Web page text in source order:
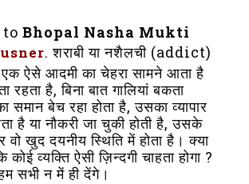
to Bhopal Nasha Mukti
. शराबी या नशैलची (addict)
ऐसे आदमी का चेहरा सामने आता है
है, बिना बात गालियां बकता
समान बेच रहा होता है, उसका व्यापार
है या नौकरी जा चुकी होती है, उसके
वो खुद दयनीय स्थिति में होता है। क्या
व्यक्ति ऐसी ज़िन्दगी चाहता होगा ?
सभी न में ही देंगे।